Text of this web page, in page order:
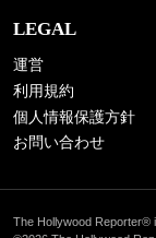
LEGAL
運営
利用規約
個人情報保護方針
お問い合わせ
The Hollywood Reporter®